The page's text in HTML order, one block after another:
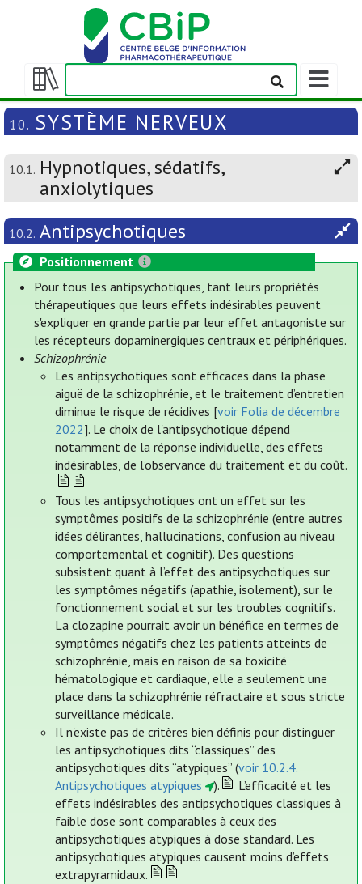
Afficher/masquer
la
table
matières
Afficher/
la
barre
navigation
10. SYSTÈME NERVEUX
10.1. Hypnotiques, sédatifs,
anxiolytiques
10.2. Antipsychotiques
Positionnement
Pour tous les antipsychotiques, tant leurs propriétés
thérapeutiques que leurs effets indésirables peuvent
s'expliquer en grande partie par leur effet antagoniste sur
les récepteurs dopaminergiques centraux et périphériques.
Schizophrénie
Les antipsychotiques sont efficaces dans la phase
aiguë de la schizophrénie, et le traitement d’entretien
diminue le risque de récidives [voir Folia de décembre
2022]. Le choix de l'antipsychotique dépend
notamment de la réponse individuelle, des effets
indésirables, de l’observance du traitement et du coût.
Tous les antipsychotiques ont un effet sur les
symptômes positifs de la schizophrénie (entre autres
idées délirantes, hallucinations, confusion au niveau
comportemental et cognitif). Des questions
subsistent quant à l’effet des antipsychotiques sur
les symptômes négatifs (apathie, isolement), sur le
fonctionnement social et sur les troubles cognitifs.
La clozapine pourrait avoir un bénéfice en termes de
symptômes négatifs chez les patients atteints de
schizophrénie, mais en raison de sa toxicité
hématologique et cardiaque, elle a seulement une
place dans la schizophrénie réfractaire et sous stricte
surveillance médicale.
Il n'existe pas de critères bien définis pour distinguer
les antipsychotiques dits “classiques” des
antipsychotiques dits “atypiques” (voir 10.2.4.
Antipsychotiques atypiques
).
L’efficacité et les
effets indésirables des antipsychotiques classiques à
faible dose sont comparables à ceux des
antipsychotiques atypiques à dose standard. Les
antipsychotiques atypiques causent moins d’effets
extrapyramidaux.